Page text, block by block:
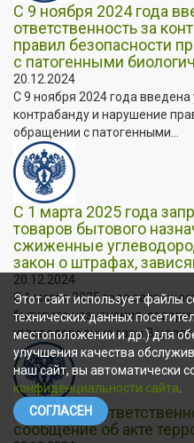
С 9 ноября 2024 года
ответственность за
правил безопасности
с патогенными
20.12.2024
С 9 ноября 2024 года введена
контрабанду и нарушение
обращении с патогенными...
С 1 марта 2025 года
товаров бытового
сжиженные
закон о штрафах,
20.12.2024
С 1 марта 2025 года
бытового назначения,
углеводородные газы В
«Уголовная
сообщение об акте
Этот сайт использует файлы
технических данных
местоположении и др.) для
улучшения качества
наш сайт, вы автоматически
конфиденциальности сайта
СОГЛАСЕН